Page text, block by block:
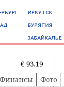
ИРКУТСК
БУРЯТИЯ
ЗАБАЙКАЛЬЕ
€ 93.19
Финансы Фото